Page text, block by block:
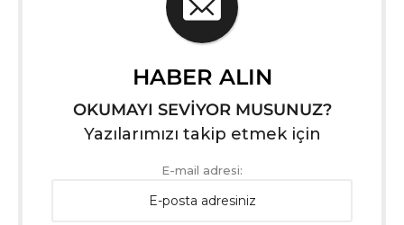
HABER ALIN
OKUMAYI SEVİYOR MUSUNUZ?
Yazılarımızı takip etmek için
E-mail adresi: